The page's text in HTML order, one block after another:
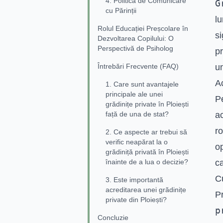
cu Părinții
Rolul Educației Preșcolare în
Dezvoltarea Copilului: O
Perspectivă de Psiholog
Întrebări Frecvente (FAQ)
1. Care sunt avantajele
principale ale unei
grădinițe private în Ploiești
față de una de stat?
2. Ce aspecte ar trebui să
verific neapărat la o
grădiniță privată în Ploiești
înainte de a lua o decizie?
3. Este importantă
acreditarea unei grădinițe
private din Ploiești?
Concluzie